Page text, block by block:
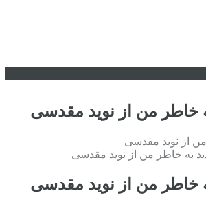
خاطر من از نوید مقدسی
از نوید مقدسی
به خاطر من از نوید مقدسی
خاطر من از نوید مقدسی